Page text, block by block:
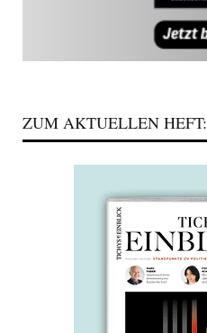
ZUM AKTUELLEN HEFT: